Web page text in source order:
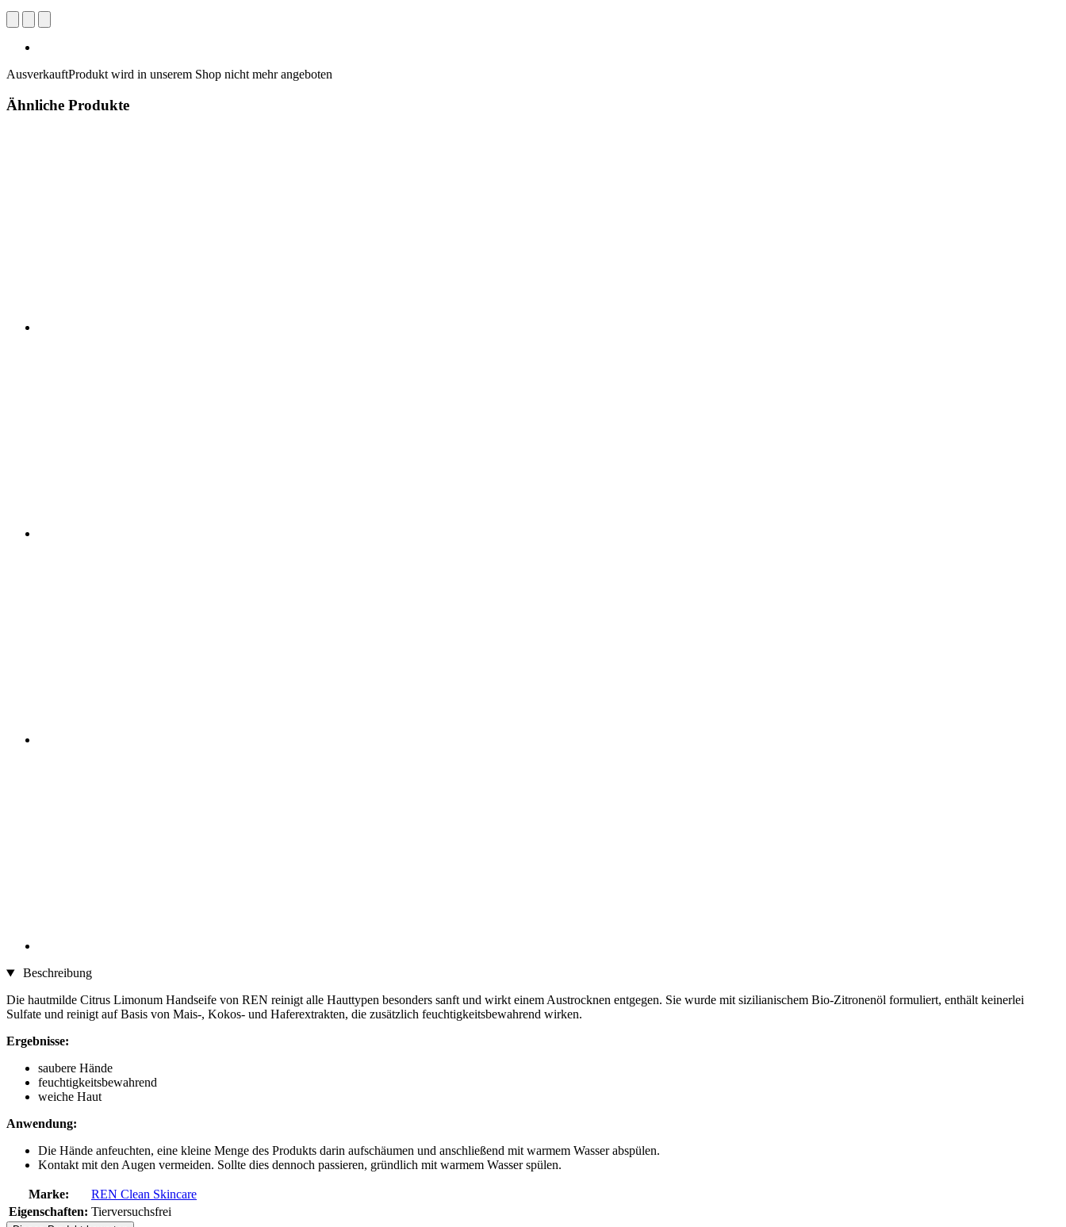
AusverkauftProdukt wird in unserem Shop nicht mehr angeboten
Ähnliche Produkte
Beschreibung
Die hautmilde Citrus Limonum Handseife von REN reinigt alle Hauttypen besonders sanft und wirkt einem Austrocknen entgegen. Sie wurde mit sizilianischem Bio-Zitronenöl formuliert, enthält keinerlei
Sulfate und reinigt auf Basis von Mais-, Kokos- und Haferextrakten, die zusätzlich feuchtigkeitsbewahrend wirken.
Ergebnisse:
saubere Hände
feuchtigkeitsbewahrend
weiche Haut
Anwendung:
Die Hände anfeuchten, eine kleine Menge des Produkts darin aufschäumen und anschließend mit warmem Wasser abspülen.
Kontakt mit den Augen vermeiden. Sollte dies dennoch passieren, gründlich mit warmem Wasser spülen.
Marke:
REN Clean Skincare
Eigenschaften: Tierversuchsfrei